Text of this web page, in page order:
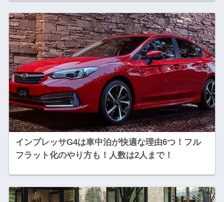
インプレッサG4は車中泊が快適な理由6つ！フル
フラット化のやり方も！人数は2人まで！